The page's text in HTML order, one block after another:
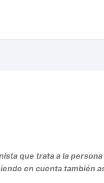
que trata a la
en cuenta también